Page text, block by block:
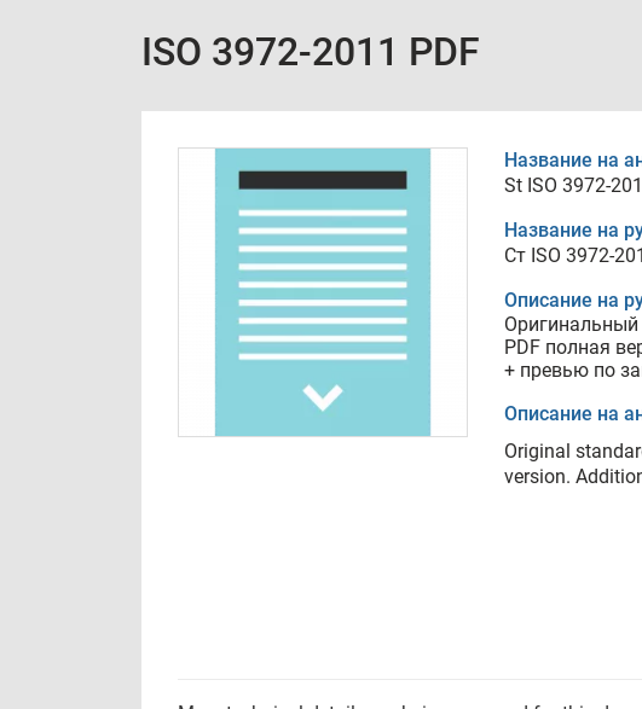
ISO 3972-2011 PDF
Название на
St ISO 3972-
Название на
Ст ISO 3972-
Описание на
Оригинальный
PDF полная
+ превью по
Описание на
Original
version.